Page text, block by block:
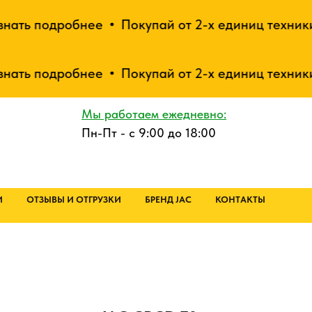
подробнее Покупай от 2-х единиц техники -
подробнее Покупай от 2-х единиц техники -
Мы работаем ежедневно:
Пн-Пт - с 9:00 до 18:00
ОТЗЫВЫ И ОТГРУЗКИ БРЕНД JAC КОНТАКТЫ